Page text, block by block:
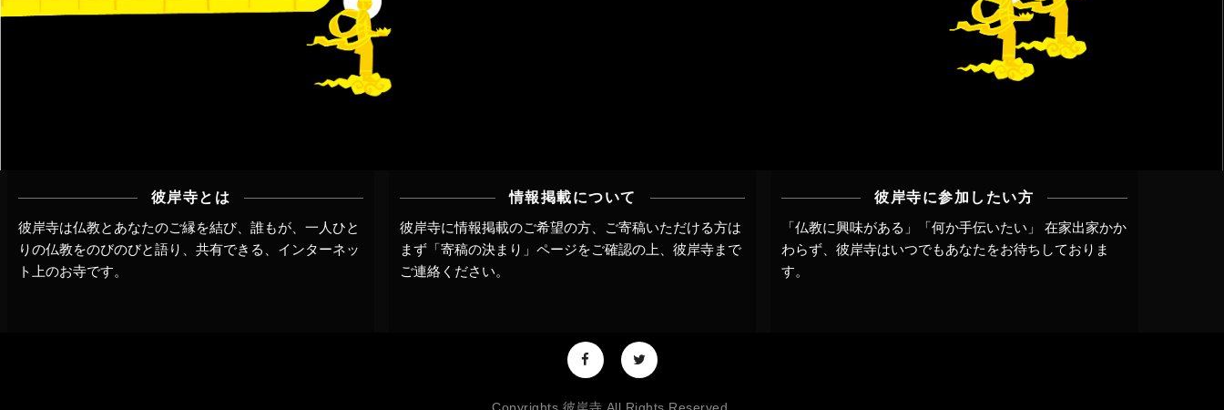
彼岸寺とは
彼岸寺は仏教とあなたのご縁を結び、誰もが、一人ひと
りの仏教をのびのびと語り、共有できる、インターネッ
ト上のお寺です。
情報掲載について
彼岸寺に情報掲載のご希望の方、ご寄稿いただける方は
まず 「寄稿の決まり」ページをご確認の上、彼岸寺まで
ご連絡 ください。
彼岸寺に参加したい方
「仏教に興味がある」「何か手伝いたい」 在家出家かか
わらず、彼岸寺はいつでもあなたをお待ちしておりま
す。